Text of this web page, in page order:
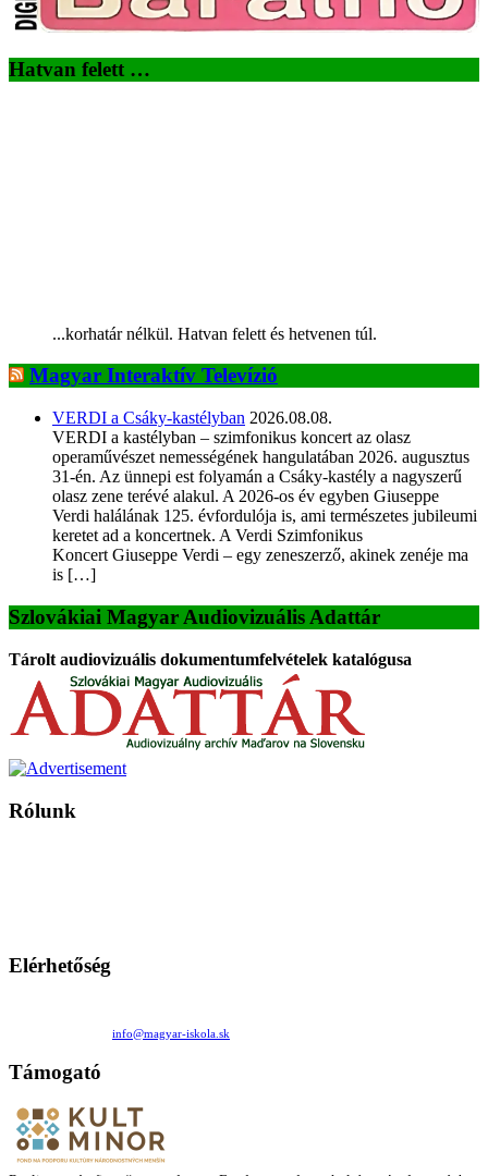
Hatvan felett …
...korhatár nélkül. Hatvan felett és hetvenen túl.
Magyar Interaktív Televízió
VERDI a Csáky-kastélyban 2026.08.08.
VERDI a kastélyban – szimfonikus koncert az olasz
operaművészet nemességének hangulatában 2026. augusztus
31-én. Az ünnepi est folyamán a Csáky-kastély a nagyszerű
olasz zene terévé alakul. A 2026-os év egyben Giuseppe
Verdi halálának 125. évfordulója is, ami természetes jubileumi
keretet ad a koncertnek. A Verdi Szimfonikus
Koncert Giuseppe Verdi – egy zeneszerző, akinek zenéje ma
is […]
Szlovákiai Magyar Audiovizuális Adattár
Tárolt audiovizuális dokumentumfelvételek katalógusa
Rólunk
Elérhetőség
info@magyar-iskola.sk
Támogató